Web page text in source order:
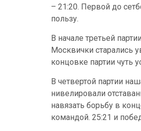
– 21:20. Первой до
пользу.
В начале третьей
Москвички старались
концовке партии чуть
В четвертой партии
нивелировали
навязать борьбу в
командой. 25:21 и